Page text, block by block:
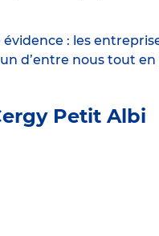
: les
d’entre nous tout
Petit Albi